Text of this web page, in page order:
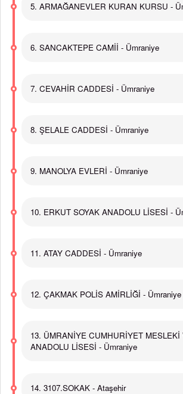
5. ARMAĞANEVLER KURAN KURSU -
6. SANCAKTEPE CAMİİ - Ümraniye
7. CEVAHİR CADDESİ - Ümraniye
8. ŞELALE CADDESİ - Ümraniye
9. MANOLYA EVLERİ - Ümraniye
10. ERKUT SOYAK ANADOLU LİSESİ -
11. ATAY CADDESİ - Ümraniye
12. ÇAKMAK POLİS AMİRLİĞİ - Ümraniye
13. ÜMRANİYE CUMHURİYET
ANADOLU LİSESİ - Ümraniye
14. 3107.SOKAK - Ataşehir